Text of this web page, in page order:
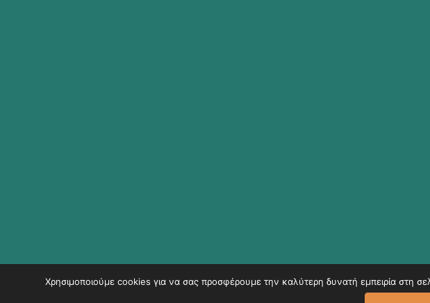
© Copyright
Χρησιμοποιούμε cookies για να σας προσφέρουμε την καλύτερη δυνατή εμπειρία στη